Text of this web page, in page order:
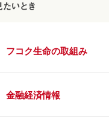
フコク生命の取組み
金融経済情報